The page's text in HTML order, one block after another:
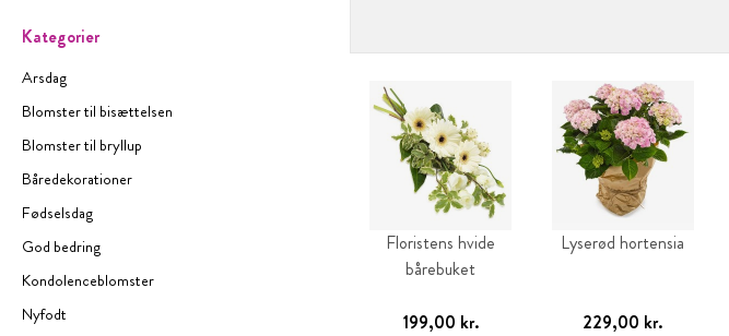
Kategorier
Arsdag
Blomster til bisættelsen
Blomster til bryllup
Båredekorationer
Fødselsdag
God bedring
Kondolenceblomster
Nyfodt
Floristens hvide
bårebuket
199,00 kr.
Lyserød hortensia
229,00 kr.